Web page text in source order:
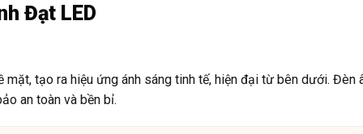
Đạt LED
tạo ra hiệu ứng ánh sáng tinh tế, hiện đại từ bên dưới. Đèn
an toàn và bền bỉ.